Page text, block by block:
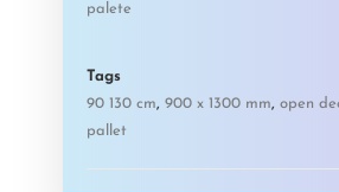
palete
Tags
90 130 cm, 900 x 1300 mm, open
pallet